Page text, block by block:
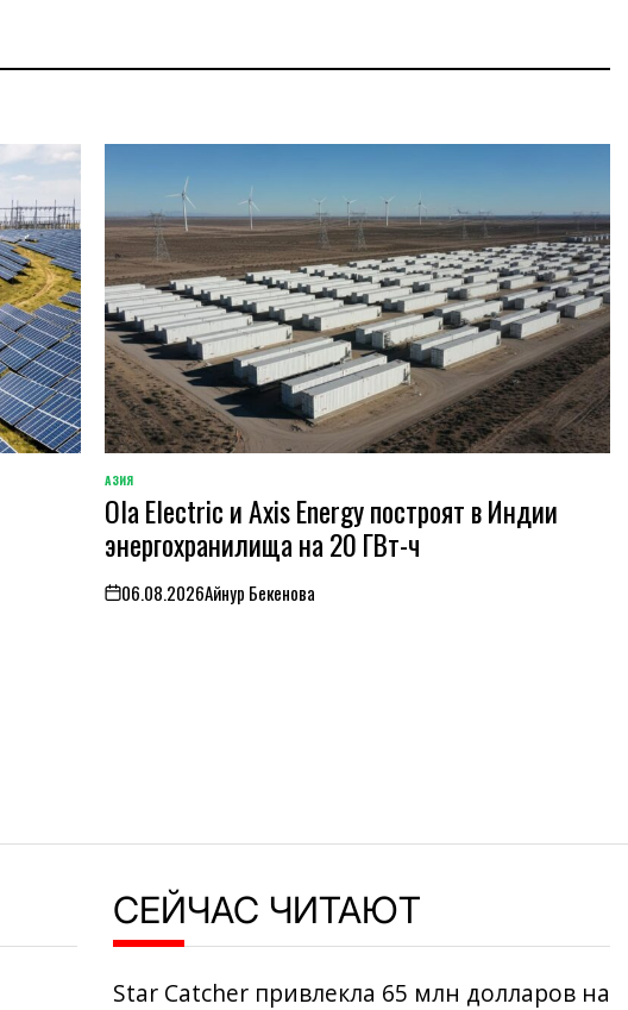
ОПУБЛИКОВАНО
В
АЗИЯ
Ola Electric и Axis Energy построят в Индии
энергохранилища на 20 ГВт-ч
on06.08.2026Айнур Бекенова
СЕЙЧАС ЧИТАЮТ
Star Catcher привлекла 65 млн долларов на